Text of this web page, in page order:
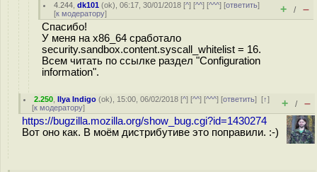
4.244 ,dk101 (ok), 06:17, 30/01/2018 [^] [^^] [^^^] [ответить]
[к модератору] + / –
Спасибо!
У меня на x86_64 сработало
security.sandbox.content.syscall_whitelist = 16.
Всем читать по ссылке раздел "Configuration
information".
2.250 ,Ilya Indigo (ok), 15:00, 06/02/2018 [^] [^^] [^^^] [ответить][↑]
[к модератору] + / –
https://bugzilla.mozilla.org/show_bug.cgi?id=1430274
Вот оно как. В моём дистрибутиве это поправили. :-)